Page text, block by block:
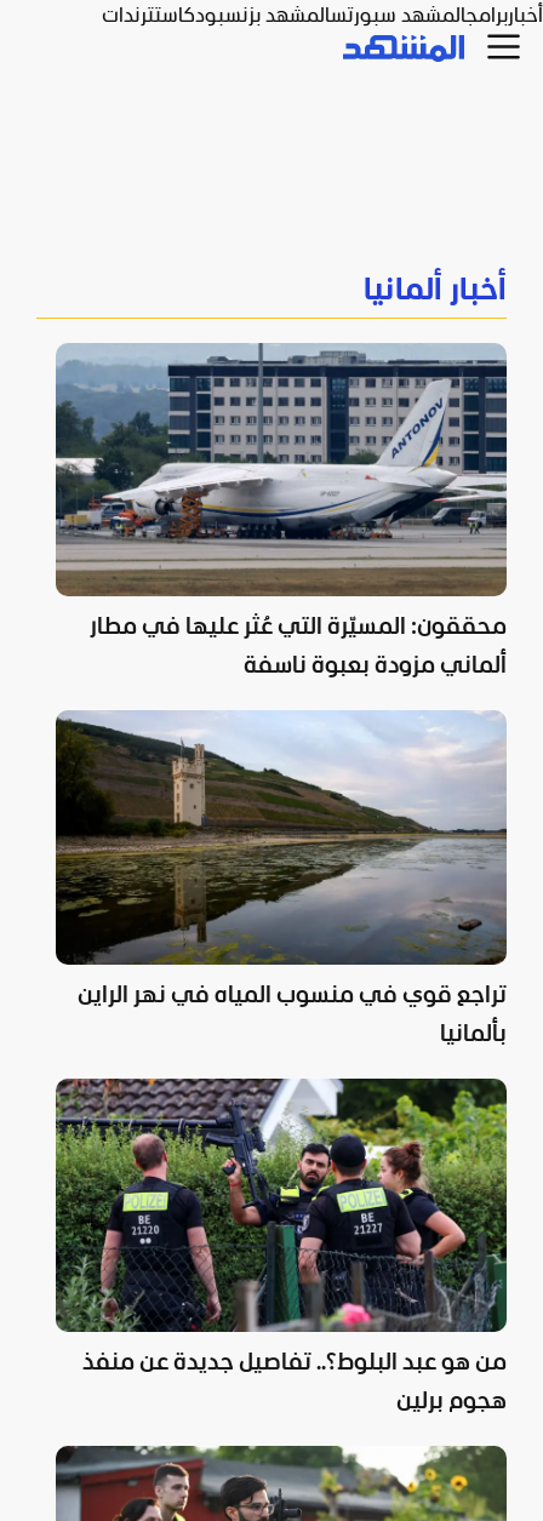
أخباربرامجالمشهد سبورتسالمشهد بزنسبودكاستترندات
أخبار ألمانيا
محققون: المسيّرة التي عُثر عليها في مطار
ألماني مزودة بعبوة ناسفة
تراجع قوي في منسوب المياه في نهر الراين
بألمانيا
من هو عبد البلوط؟.. تفاصيل جديدة عن منفذ
هجوم برلين